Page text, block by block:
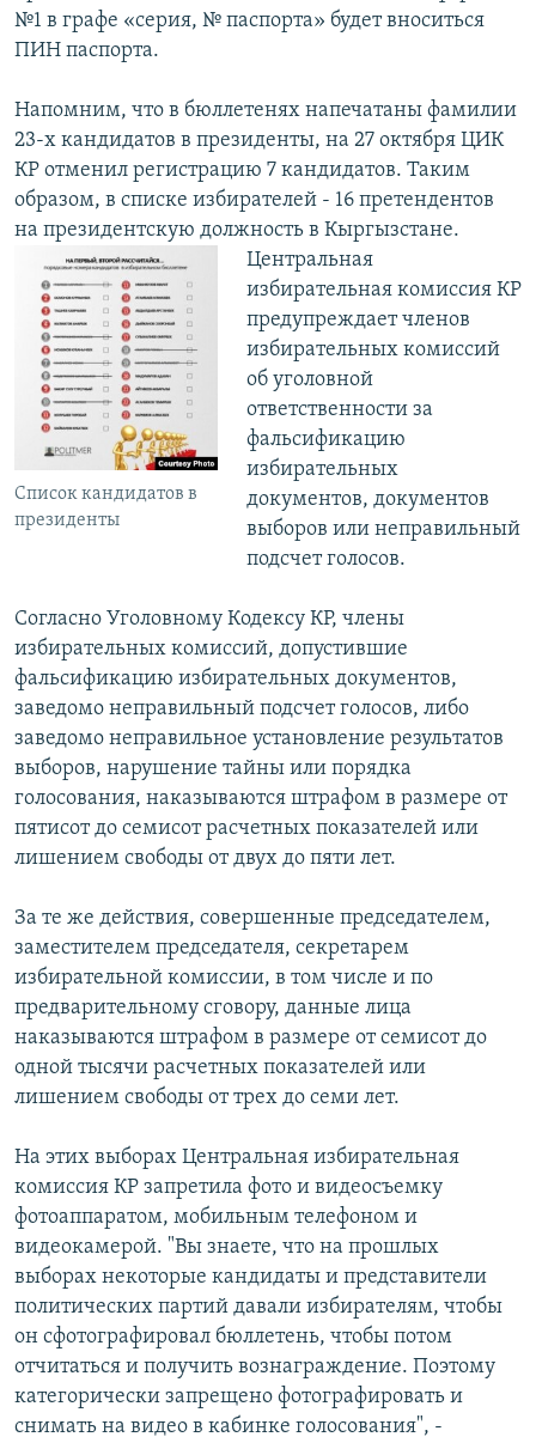
№1 в графе «серия, № паспорта» будет вноситься
ПИН паспорта.
Напомним, что в бюллетенях напечатаны фамилии
23-х кандидатов в президенты, на 27 октября ЦИК
КР отменил регистрацию 7 кандидатов. Таким
образом, в списке избирателей - 16 претендентов
на президентскую должность в Кыргызстане.
Список кандидатов в
президенты
Центральная
избирательная комиссия КР
предупреждает членов
избирательных комиссий
об уголовной
ответственности за
фальсификацию
избирательных
документов, документов
выборов или неправильный
подсчет голосов.
Согласно Уголовному Кодексу КР, члены
избирательных комиссий, допустившие
фальсификацию избирательных документов,
заведомо неправильный подсчет голосов, либо
заведомо неправильное установление результатов
выборов, нарушение тайны или порядка
голосования, наказываются штрафом в размере от
пятисот до семисот расчетных показателей или
лишением свободы от двух до пяти лет.
За те же действия, совершенные председателем,
заместителем председателя, секретарем
избирательной комиссии, в том числе и по
предварительному сговору, данные лица
наказываются штрафом в размере от семисот до
одной тысячи расчетных показателей или
лишением свободы от трех до семи лет.
На этих выборах Центральная избирательная
комиссия КР запретила фото и видеосъемку
фотоаппаратом, мобильным телефоном и
видеокамерой. "Вы знаете, что на прошлых
выборах некоторые кандидаты и представители
политических партий давали избирателям, чтобы
он сфотографировал бюллетень, чтобы потом
отчитаться и получить вознаграждение. Поэтому
категорически запрещено фотографировать и
снимать на видео в кабинке голосования", -